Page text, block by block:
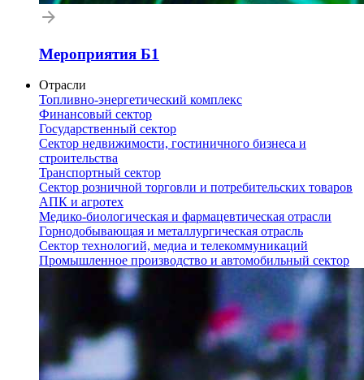
Мероприятия Б1
Отрасли
Топливно-энергетический комплекс
Финансовый сектор
Государственный сектор
Сектор недвижимости, гостиничного бизнеса и
строительства
Транспортный сектор
Сектор розничной торговли и потребительских товаров
АПК и агротех
Медико-биологическая и фармацевтическая отрасли
Горнодобывающая и металлургическая отрасль
Сектор технологий, медиа и телекоммуникаций
Промышленное производство и автомобильный сектор